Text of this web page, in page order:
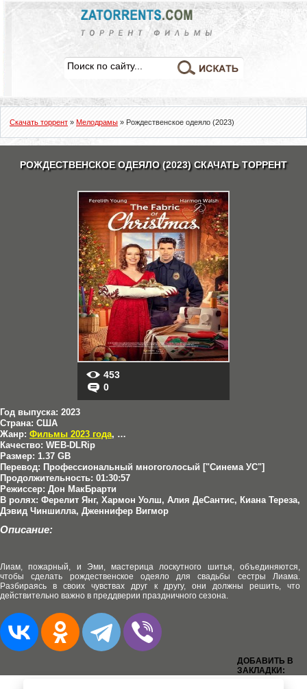
Скачать торрент » Мелодрамы » Рождественское одеяло (2023)
РОЖДЕСТВЕНСКОЕ ОДЕЯЛО (2023) СКАЧАТЬ ТОРРЕНТ
453
0
Год выпуска: 2023
Страна: США
Жанр: Фильмы 2023 года, Мелодрамы
Качество: WEB-DLRip
Размер: 1.37 GB
Перевод: Профессиональный многоголосый ["Синема УС"]
Продолжительность: 01:30:57
Режиссер: Дон МакБрарти
В ролях: Ферелит Янг, Хармон Уолш, Алия ДеСантис, Киана Тереза,
Дэвид Чиншилла, Дженнифер Вигмор
Описание:
Лиам, пожарный, и Эми, мастерица лоскутного шитья, объединяются,
чтобы сделать рождественское одеяло для свадьбы сестры Лиама.
Разбираясь в своих чувствах друг к другу, они должны решить, что
действительно важно в преддверии праздничного сезона.
ДОБАВИТЬ В
ЗАКЛАДКИ: